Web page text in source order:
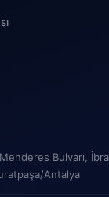
Bulvarı,
Antalya